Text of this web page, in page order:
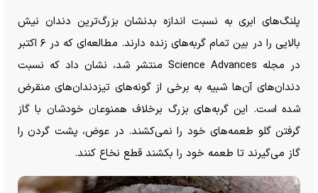
پلنگ‌های ابری به نسبت اندازه بدنشان بزرگ‌ترین دندان نیش
بالایی را در بین تمام گربه‌های زنده دارند. مطالعه‌ای که در ۶ اکتبر
در مجله Science Advances منتشر شد، نشان داد که نسبت
دندان‌های آن‌ها شبیه به برخی از گونه‌های تیزدندان‌های منقرض
شده است. این گربه‌های بزرگ برخلاف همنوعان خودشان با گاز
گرفتن گلو طعمه‌های خود را نمی‌کشند. در عوض، پشت گردن را
گاز می‌گیرند تا طعمه خود را بکشند قطع نخاع کنند.